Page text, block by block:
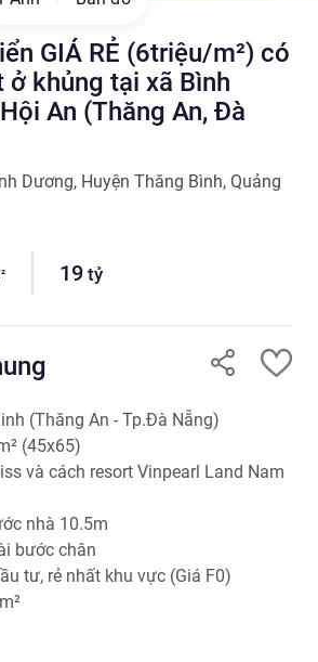
GIÁ RẺ (6triệu/m²) có
khủng tại xã Bình
An (Thăng An, Đà
Dương, Huyện Thăng Bình, Quảng
19 tỷ
(Thăng An - Tp.Đà Nẵng)
(45x65)
và cách resort Vinpearl Land Nam
nhà 10.5m
bước chân
tư, rẻ nhất khu vực (Giá F0)